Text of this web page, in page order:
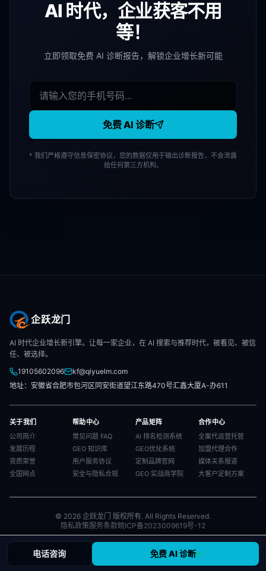
AI 时代，企业获客不用
等！
立即领取免费 AI 诊断报告，解锁企业增长新可能
免费 AI 诊断
* 我们严格遵守信息保密协议，您的数据仅用于输出诊断报告，不会泄露
给任何第三方机构。
企跃龙门
AI 时代企业增长新引擎。让每一家企业，在 AI 搜索与推荐时代，被看见、被信
任、被选择。
19105602096
kf@qiyuelm.com
地址：安徽省合肥市包河区同安街道望江东路470号汇鑫大厦A-办611
关于我们
公司简介
发展历程
资质荣誉
全国网点
帮助中心
常见问题 FAQ
GEO 知识库
用户服务协议
安全与隐私合规
产品矩阵
AI 排名检测系统
GEO优化系统
定制品牌官网
GEO 实战商学院
合作中心
全案代运营托管
加盟代理合作
媒体关系报道
大客户定制方案
© 2026 企跃龙门 版权所有. All Rights Reserved.
隐私政策服务条款皖ICP备2023009619号-12
电话咨询 免费 AI 诊断